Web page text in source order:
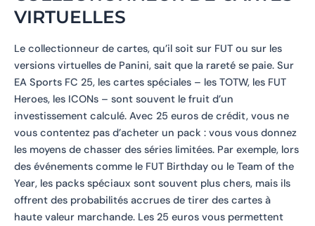
VIRTUELLES
Le collectionneur de cartes, qu’il soit sur FUT ou sur les
versions virtuelles de Panini, sait que la rareté se paie. Sur
EA Sports FC 25, les cartes spéciales – les TOTW, les FUT
Heroes, les ICONs – sont souvent le fruit d’un
investissement calculé. Avec 25 euros de crédit, vous ne
vous contentez pas d’acheter un pack : vous vous donnez
les moyens de chasser des séries limitées. Par exemple, lors
des événements comme le FUT Birthday ou le Team of the
Year, les packs spéciaux sont souvent plus chers, mais ils
offrent des probabilités accrues de tirer des cartes à
haute valeur marchande. Les 25 euros vous permettent